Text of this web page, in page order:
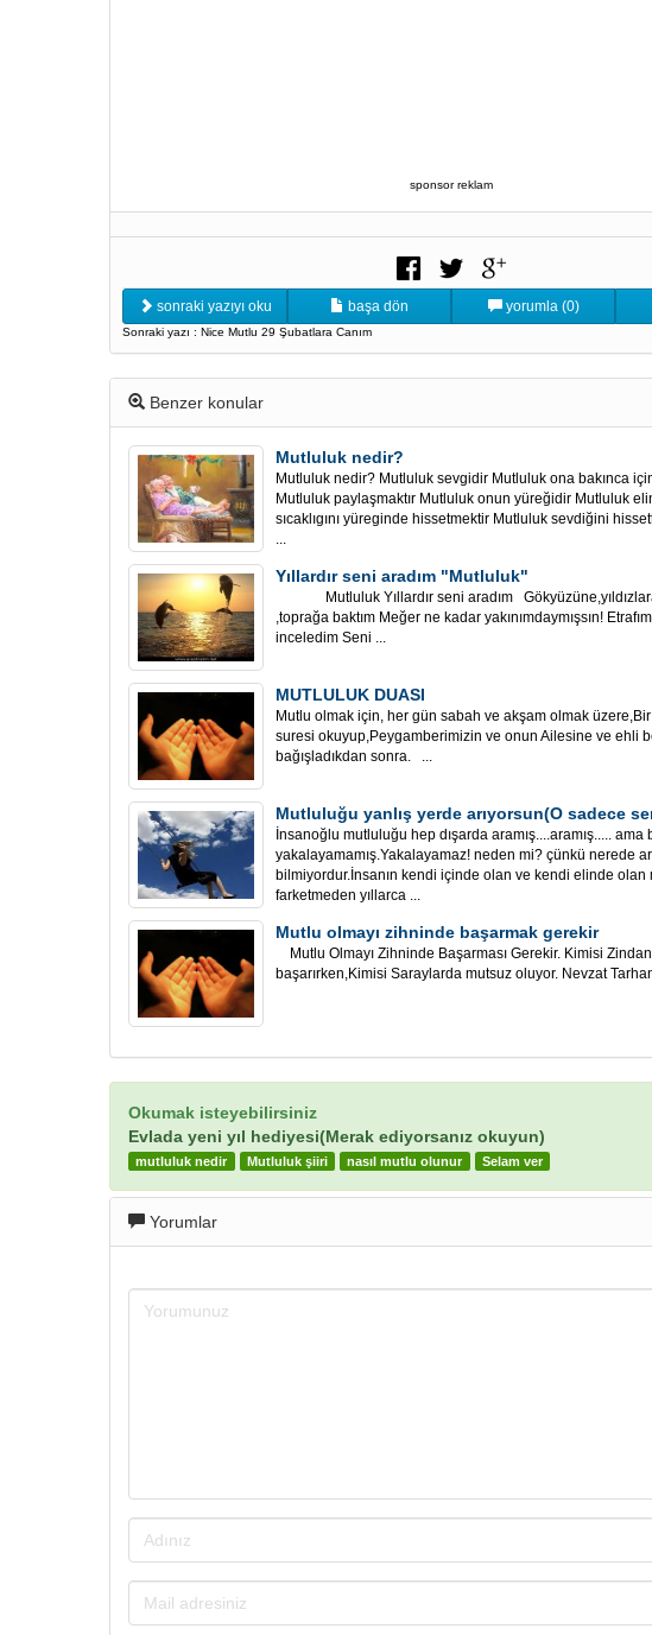
sponsor reklam
sonraki yazıyı oku başa dön yorumla (0)
Sonraki yazı : Nice Mutlu 29 Şubatlara Canım
Benzer konular
Mutluluk nedir?
Mutluluk nedir? Mutluluk sevgidir Mutluluk ona bakınca
Mutluluk paylaşmaktır Mutluluk onun yüreğidir Mutluluk
sıcaklıgını yüreginde hissetmektir Mutluluk sevdiğini
...
Yıllardır seni aradım "Mutluluk"
Mutluluk Yıllardır seni aradım
,toprağa baktım Meğer ne kadar yakınımdaymışsın!
inceledim Seni ...
MUTLULUK DUASI
Mutlu olmak için, her gün sabah ve akşam olmak
suresi okuyup,Peygamberimizin ve onun Ailesine ve ehli
bağışladıkdan sonra. ...
Mutluluğu yanlış yerde arıyorsun(O sadece
İnsanoğlu mutluluğu hep dışarda aramış....aramış..... ama
yakalayamamış.Yakalayamaz! neden mi? çünkü nerede
bilmiyordur.İnsanın kendi içinde olan ve kendi elinde olan
farketmeden yıllarca ...
Mutlu olmayı zihninde başarmak gerekir
Mutlu Olmayı Zihninde Başarması Gerekir. Kimisi
başarırken,Kimisi Saraylarda mutsuz oluyor. Nevzat
Okumak isteyebilirsiniz
Evlada yeni yıl hediyesi(Merak ediyorsanız okuyun)
mutluluk nedir Mutluluk şiiri nasıl mutlu olunur Selam ver
Yorumlar